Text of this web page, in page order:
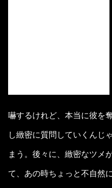
嚇するけれど、本当に彼を
し緻密に質問していくんじ
まう。後々に、緻密なツメ
て、あの時ちょっと不自然